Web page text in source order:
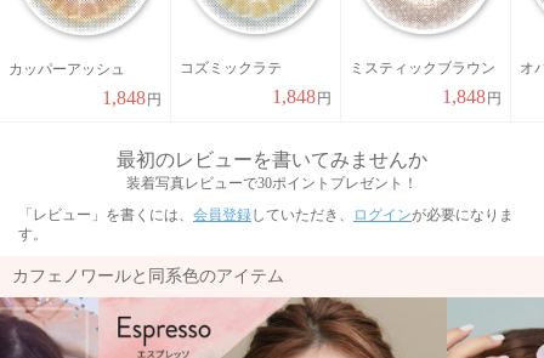
カッパーアッシュ
1,848 円
コズミックラテ
1,848 円
ミスティックブラウン
1,848 円
オ
最初のレビューを書いてみませんか
装着写真レビューで30ポイントプレゼント！
「レビュー」を書くには、 会員登録していただき、 ログインが必要になりま
す。
カフェノワールと同系色のアイテム